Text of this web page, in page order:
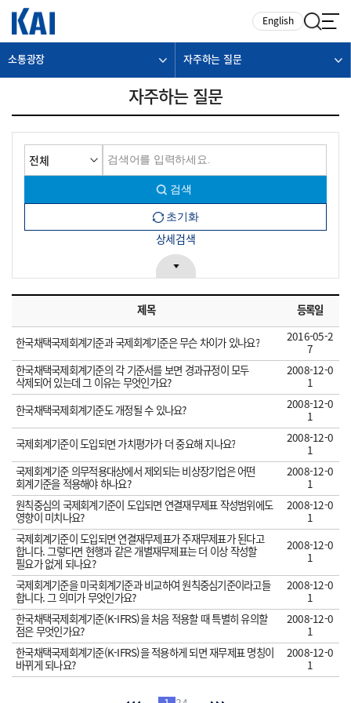
English
소통광장 자주하는 질문
자주하는 질문
상세검색
제목 등록일
한국채택국제회계기준과 국제회계기준은 무슨 차이가 있나요?
2016-05-2
7
한국채택국제회계기준의 각 기준서를 보면 경과규정이 모두
삭제되어 있는데 그 이유는 무엇인가요?
2008-12-0
1
한국채택국제회계기준도 개정될 수 있나요?
2008-12-0
1
국제회계기준이 도입되면 가치평가가 더 중요해 지나요?
2008-12-0
1
국제회계기준 의무적용대상에서 제외되는 비상장기업은 어떤
회계기준을 적용해야 하나요?
2008-12-0
1
원칙중심의 국제회계기준이 도입되면 연결재무제표 작성범위에도
영향이 미치나요?
2008-12-0
1
국제회계기준이 도입되면 연결재무제표가 주재무제표가 된다고
합니다. 그렇다면 현행과 같은 개별재무제표는 더 이상 작성할
필요가 없게 되나요?
2008-12-0
1
국제회계기준을 미국회계기준과 비교하여 원칙중심기준이라고들
합니다. 그 의미가 무엇인가요?
2008-12-0
1
한국채택국제회계기준(K-IFRS)을 처음 적용할 때 특별히 유의할
점은 무엇인가요?
2008-12-0
1
한국채택국제회계기준(K-IFRS)을 적용하게 되면 재무제표 명칭이
바뀌게 되나요?
2008-12-0
1